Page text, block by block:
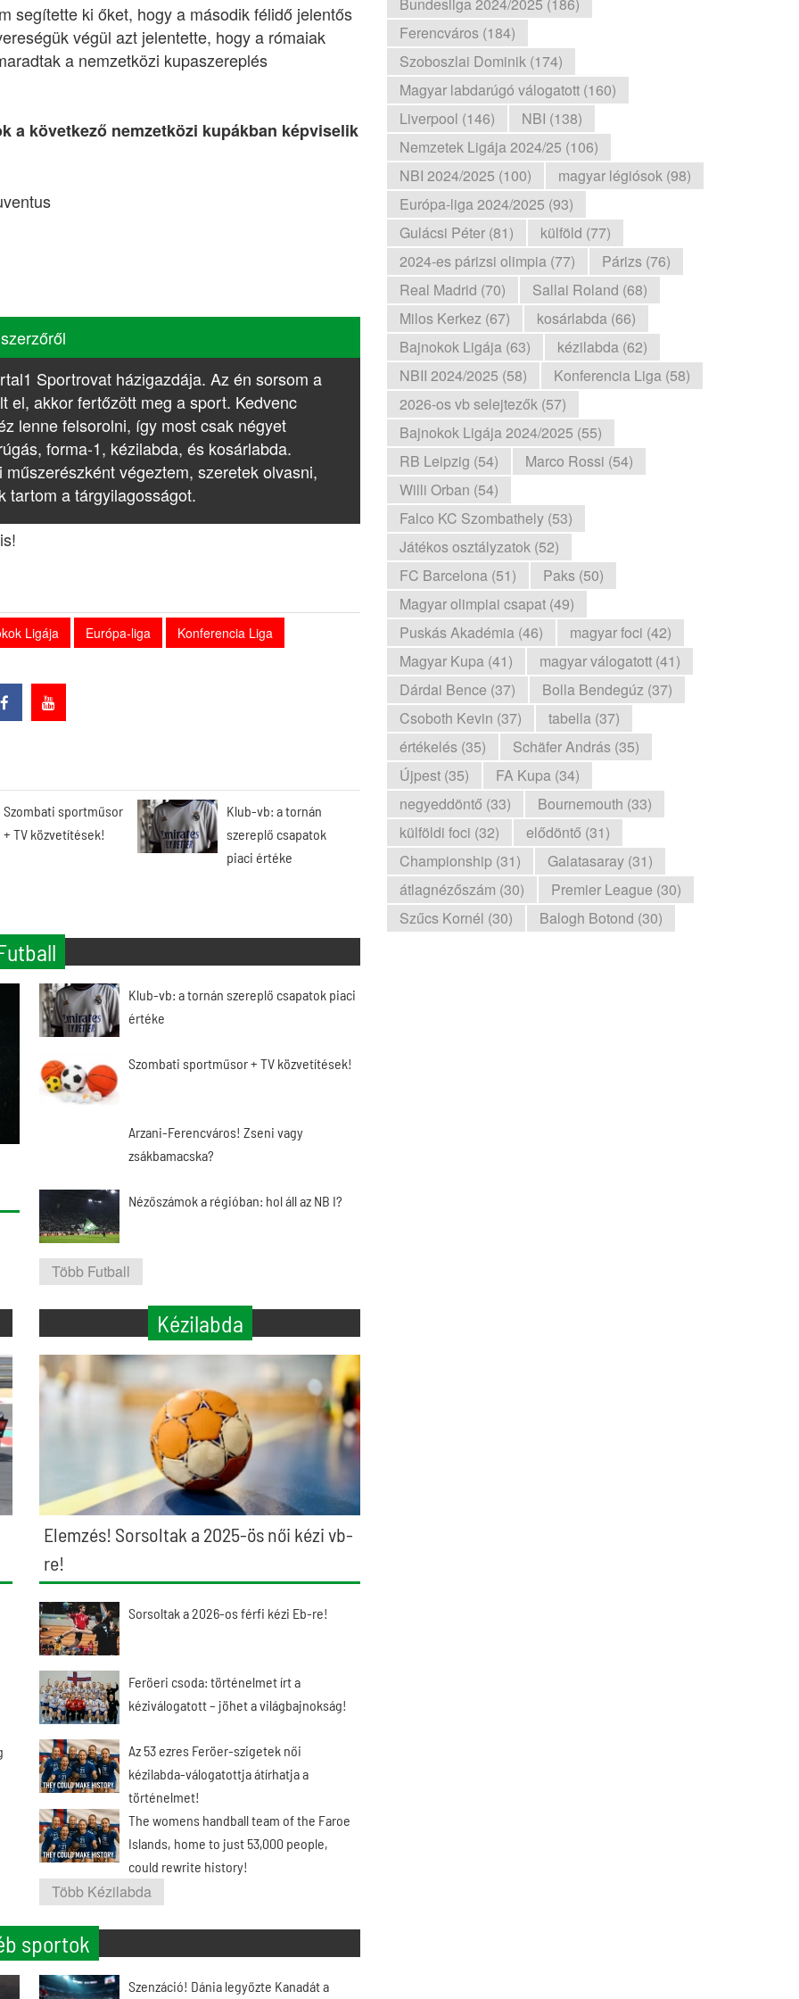
segítette ki őket, hogy a második félidő jelentős
végül azt jelentette, hogy a rómaiak
a nemzetközi kupaszereplés
a következő nemzetközi kupákban képviselik
Sportrovat házigazdája. Az én sorsom a
el, akkor fertőzött meg a sport. Kedvenc
lenne felsorolni, így most csak négyet
forma-1, kézilabda, és kosárlabda.
végeztem, szeretek olvasni,
tartom a tárgyilagosságot.
Ligája Európa-liga Konferencia Liga
Szombati sportműsor
+ TV közvetítések!
Klub-vb: a tornán
szereplő csapatok
piaci értéke
Ferencváros (184)
Szoboszlai Dominik (174)
Magyar labdarúgó válogatott (160)
Liverpool (146)
NBI (138)
Nemzetek Ligája 2024/25 (106)
NBI 2024/2025 (100)
magyar légiósok (98)
Európa-liga 2024/2025 (93)
Gulácsi Péter (81)
külföld (77)
2024-es párizsi olimpia (77)
Párizs (76)
Real Madrid (70)
Sallai Roland (68)
Milos Kerkez (67)
kosárlabda (66)
Bajnokok Ligája (63)
kézilabda (62)
NBII 2024/2025 (58)
Konferencia Liga (58)
2026-os vb selejtezők (57)
Bajnokok Ligája 2024/2025 (55)
RB Leipzig (54)
Marco Rossi (54)
Willi Orban (54)
Falco KC Szombathely (53)
Játékos osztályzatok (52)
FC Barcelona (51)
Paks (50)
Magyar olimpiai csapat (49)
Puskás Akadémia (46)
magyar foci (42)
Magyar Kupa (41)
magyar válogatott (41)
Dárdai Bence (37)
Bolla Bendegúz (37)
Csoboth Kevin (37)
tabella (37)
értékelés (35)
Schäfer András (35)
Újpest (35)
FA Kupa (34)
negyeddöntő (33)
Bournemouth (33)
külföldi foci (32)
elődöntő (31)
Championship (31)
Galatasaray (31)
átlagnézőszám (30)
Premier League (30)
Szűcs Kornél (30)
Balogh Botond (30)
Klub-vb: a tornán szereplő csapatok piaci
értéke
Szombati sportműsor + TV közvetítések!
Arzani-Ferencváros! Zseni vagy
zsákbamacska?
Nézőszámok a régióban: hol áll az NB I?
Több Futball
Kézilabda
Elemzés! Sorsoltak a 2025-ös női kézi vb-
re!
Sorsoltak a 2026-os férfi kézi Eb-re!
Feröeri csoda: történelmet írt a
kéziválogatott – jöhet a világbajnokság!
Az 53 ezres Feröer-szigetek női
kézilabda-válogatottja átírhatja a
történelmet!
The womens handball team of the Faroe
Islands, home to just 53,000 people,
could rewrite history!
Több Kézilabda
sportok
Szenzáció! Dánia legyőzte Kanadát a